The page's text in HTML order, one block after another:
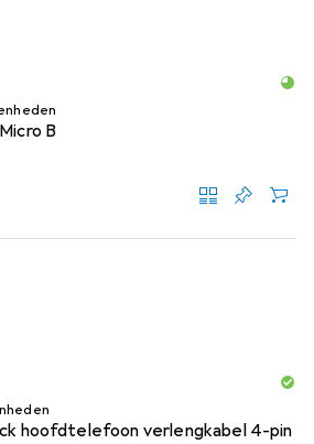
B
hoofdtelefoon verlengkabel 4-pin